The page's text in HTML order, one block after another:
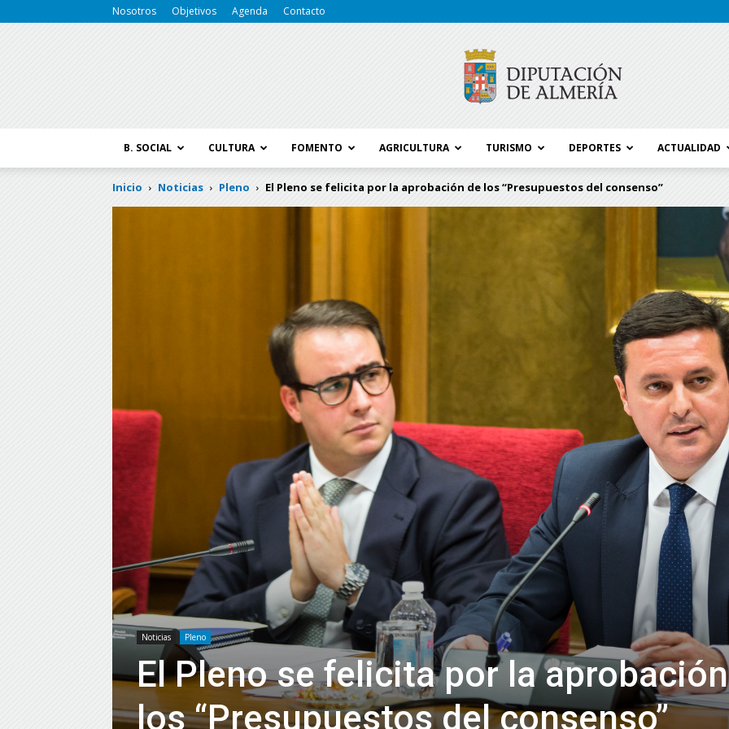
Nosotros Objetivos Agenda Contacto
Almería
B. SOCIAL CULTURA FOMENTO AGRICULTURA TURISMO DEPORTES ACTUALIDAD
Inicio Noticias Pleno El Pleno se felicita por la aprobación de los “Presupuestos del consenso”
Noticias Pleno
El Pleno se felicita por la
los “Presupuestos del consenso”